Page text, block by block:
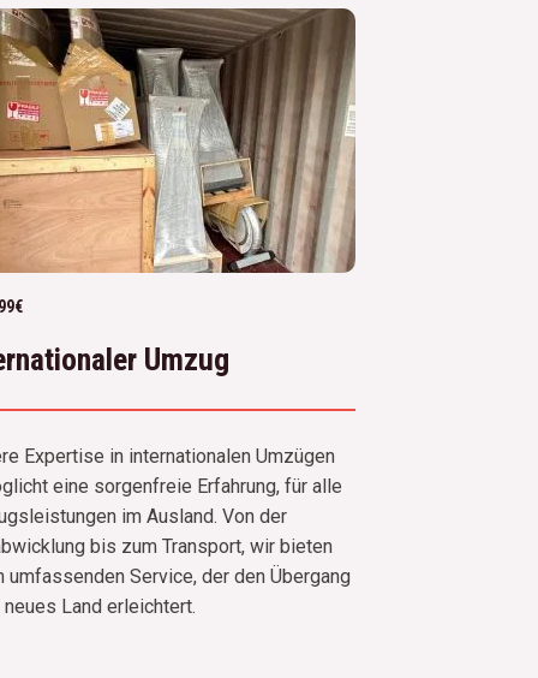
Umzug
Expertise in internationalen Umzügen
eine sorgenfreie Erfahrung, für alle
im Ausland. Von der
bis zum Transport, wir bieten
umfassenden Service, der den Übergang
neues Land erleichtert.